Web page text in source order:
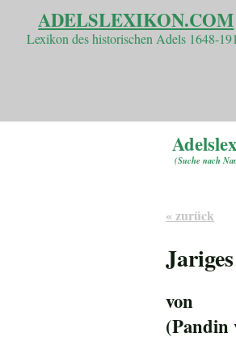
ADELSLEXIKON.COM
Lexikon des historischen Adels 1648-
(Suche nach
« zurück
Jariges
von
(Pandin